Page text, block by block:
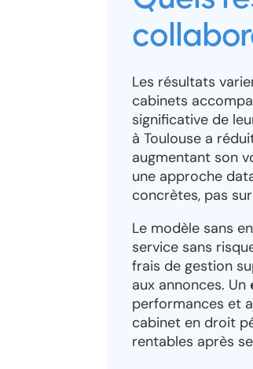
Les résultats
cabinets
significative de
à Toulouse a
augmentant son
une approche
concrètes, pas
Le modèle sans
service sans
frais de gestion
aux annonces. Un
performances et
cabinet en droit
rentables après